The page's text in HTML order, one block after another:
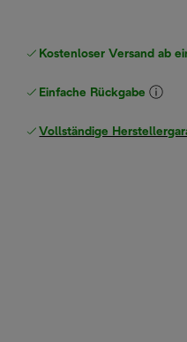
Kostenloser Versand ab
Einfache Rückgabe
Vollständige